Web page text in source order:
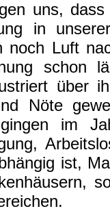
uns,
in
noch Luft
schon
über
Nöte
im
ist,